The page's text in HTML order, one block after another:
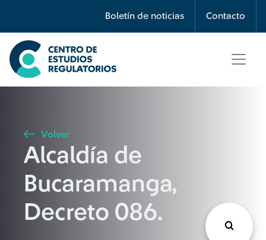
Boletín de noticias Contacto
Búsqueda
Seleccione país
Buscar
Volver
Alcaldía de
Bucaramanga,
Decreto 086.